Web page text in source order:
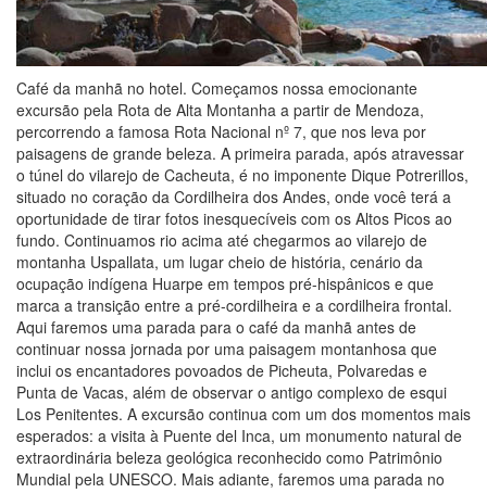
Café da manhã no hotel. Começamos nossa emocionante
excursão pela Rota de Alta Montanha a partir de Mendoza,
percorrendo a famosa Rota Nacional nº 7, que nos leva por
paisagens de grande beleza. A primeira parada, após atravessar
o túnel do vilarejo de Cacheuta, é no imponente Dique Potrerillos,
situado no coração da Cordilheira dos Andes, onde você terá a
oportunidade de tirar fotos inesquecíveis com os Altos Picos ao
fundo. Continuamos rio acima até chegarmos ao vilarejo de
montanha Uspallata, um lugar cheio de história, cenário da
ocupação indígena Huarpe em tempos pré-hispânicos e que
marca a transição entre a pré-cordilheira e a cordilheira frontal.
Aqui faremos uma parada para o café da manhã antes de
continuar nossa jornada por uma paisagem montanhosa que
inclui os encantadores povoados de Picheuta, Polvaredas e
Punta de Vacas, além de observar o antigo complexo de esqui
Los Penitentes. A excursão continua com um dos momentos mais
esperados: a visita à Puente del Inca, um monumento natural de
extraordinária beleza geológica reconhecido como Patrimônio
Mundial pela UNESCO. Mais adiante, faremos uma parada no